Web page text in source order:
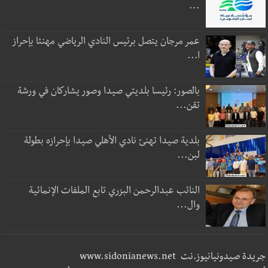
...
عمر مرجان يتصل برئيس النادي الرياضي مهنئا بإحراز
ا...
بالصور: رئيسا بلديتي صيدا وصور يشاركان في ورشة
تقن...
بلدية صيدا تهنئ نادي الأهلي صيدا بإحرازه بطولة
لبن...
النائب عبدالرحمن البزري تابع الملفات الإنمائية
وال...
جريدة صيدونيانيوز.نت www.sidonianews.net